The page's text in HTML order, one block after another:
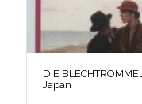
DIE
Japan